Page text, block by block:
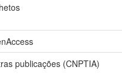
publicações (CNPTIA)